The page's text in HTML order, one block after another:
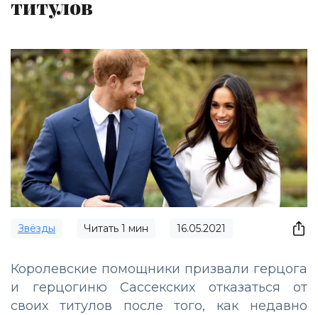
титулов
Звёзды Читать 1 мин 16.05.2021
Королевские помощники призвали герцога
и герцогиню Сассекских отказаться от
своих титулов после того, как недавно